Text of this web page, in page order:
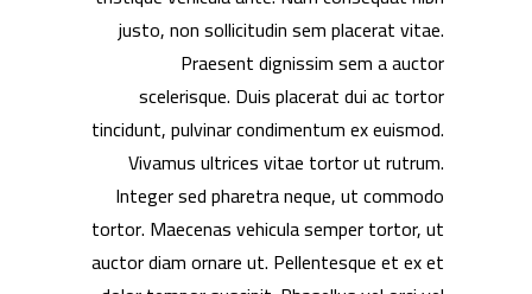
justo, non sollicitudin sem placerat vitae.
Praesent dignissim sem a auctor
scelerisque. Duis placerat dui ac tortor
tincidunt, pulvinar condimentum ex euismod.
Vivamus ultrices vitae tortor ut rutrum.
Integer sed pharetra neque, ut commodo
tortor. Maecenas vehicula semper tortor, ut
auctor diam ornare ut. Pellentesque et ex et